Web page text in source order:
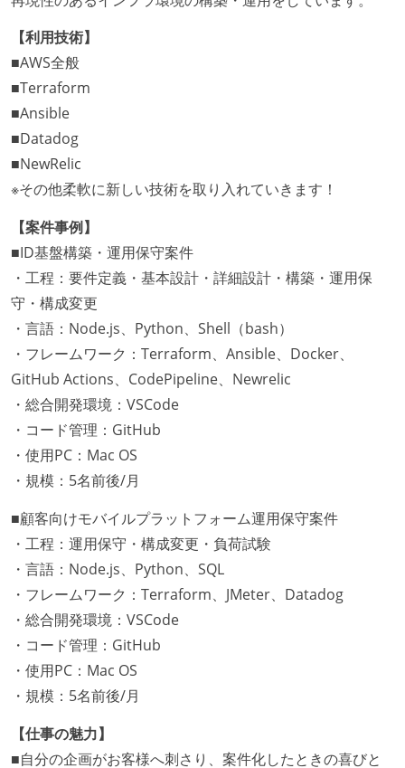
【利用技術】
■AWS全般
■Terraform
■Ansible
■Datadog
■NewRelic
※その他柔軟に新しい技術を取り入れていきます！
【案件事例】
■ID基盤構築・運用保守案件
・工程：要件定義・基本設計・詳細設計・構築・運用保
守・構成変更
・言語：Node.js、Python、Shell（bash）
・フレームワーク：Terraform、Ansible、Docker、
GitHub Actions、CodePipeline、Newrelic
・総合開発環境：VSCode
・コード管理：GitHub
・使用PC：Mac OS
・規模：5名前後/月
■顧客向けモバイルプラットフォーム運用保守案件
・工程：運用保守・構成変更・負荷試験
・言語：Node.js、Python、SQL
・フレームワーク：Terraform、JMeter、Datadog
・総合開発環境：VSCode
・コード管理：GitHub
・使用PC：Mac OS
・規模：5名前後/月
【仕事の魅力】
■自分の企画がお客様へ刺さり、案件化したときの喜びと